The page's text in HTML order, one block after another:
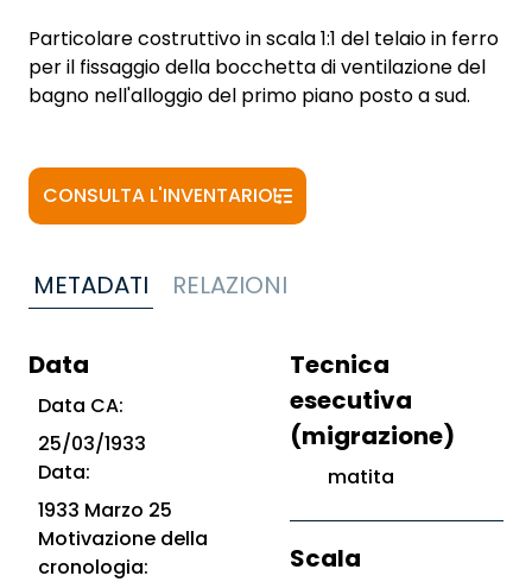
Particolare costruttivo in scala 1:1 del telaio in ferro
per il fissaggio della bocchetta di ventilazione del
bagno nell'alloggio del primo piano posto a sud.
CONSULTA L'INVENTARIO
METADATI RELAZIONI
Data
Data CA:
25/03/1933
Data:
1933 Marzo 25
Motivazione della
cronologia:
Tecnica
esecutiva
(migrazione)
matita
Scala